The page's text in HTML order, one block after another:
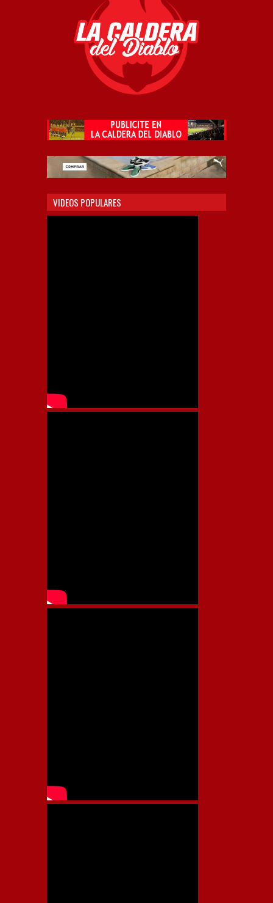
VIDEOS POPULARES